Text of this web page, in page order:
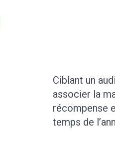
Ciblant un
associer la
récompense
temps de